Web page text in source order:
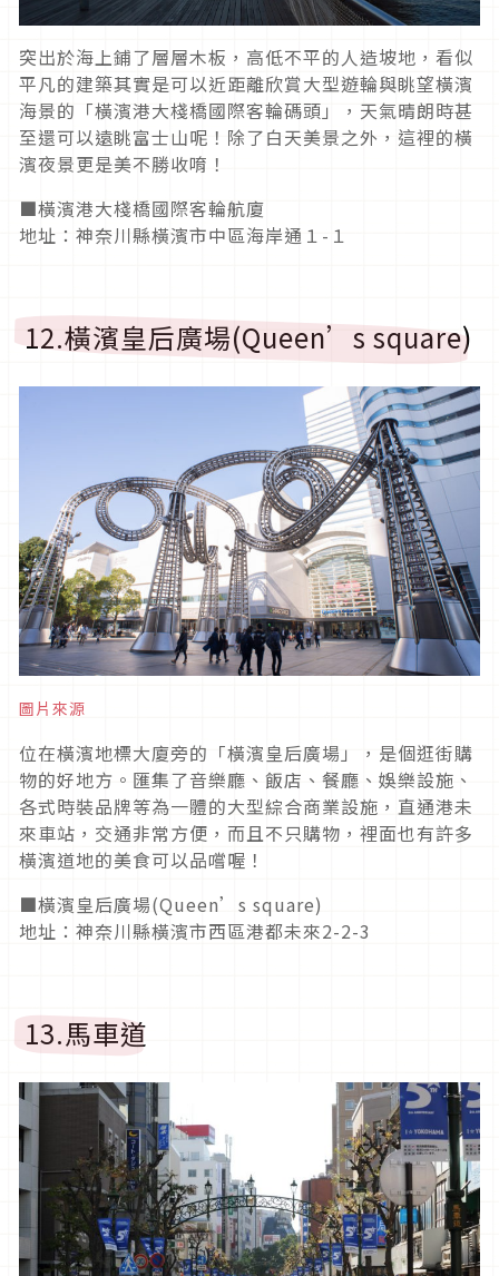
突出於海上鋪了層層木板，高低不平的人造坡地，看似
平凡的建築其實是可以近距離欣賞大型遊輪與眺望橫濱
海景的「橫濱港大棧橋國際客輪碼頭」，天氣晴朗時甚
至還可以遠眺富士山呢！除了白天美景之外，這裡的橫
濱夜景更是美不勝收唷！
■橫濱港大棧橋國際客輪航廈
地址：神奈川縣橫濱市中區海岸通１-１
12.橫濱皇后廣場(Queen’s square)
圖片來源
位在橫濱地標大廈旁的「橫濱皇后廣場」，是個逛街購
物的好地方。匯集了音樂廳、飯店、餐廳、娛樂設施、
各式時裝品牌等為一體的大型綜合商業設施，直通港未
來車站，交通非常方便，而且不只購物，裡面也有許多
橫濱道地的美食可以品嚐喔！
■橫濱皇后廣場(Queen’s square)
地址：神奈川縣橫濱市西區港都未來2-2-3
13.馬車道